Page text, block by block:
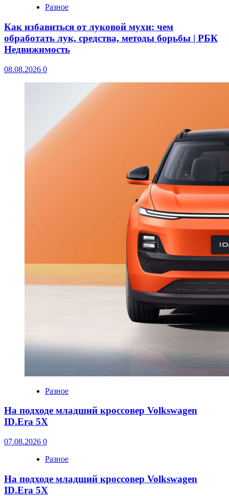
Разное
Как избавиться от луковой мухи: чем
обработать лук, средства, методы борьбы | РБК
Недвижимость
08.08.2026 0
Разное
На подходе младший кроссовер Volkswagen
ID.Era 5X
07.08.2026 0
Разное
На подходе младший кроссовер Volkswagen
ID.Era 5X